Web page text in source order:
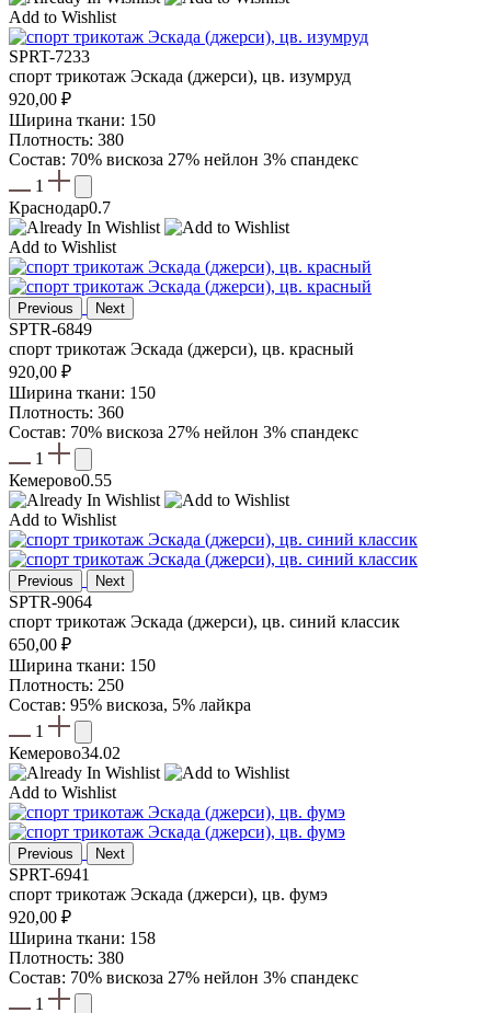
Add to Wishlist
SPRT-7233
спорт трикотаж Эскада (джерси), цв. изумруд
920,00 ₽
Ширина ткани: 150
Плотность: 380
Состав: 70% вискоза 27% нейлон 3% спандекс
1
Краснодар0.7
Add to Wishlist
Previous Next
SPTR-6849
спорт трикотаж Эскада (джерси), цв. красный
920,00 ₽
Ширина ткани: 150
Плотность: 360
Состав: 70% вискоза 27% нейлон 3% спандекс
1
Кемерово0.55
Add to Wishlist
Previous Next
SPTR-9064
спорт трикотаж Эскада (джерси), цв. синий классик
650,00 ₽
Ширина ткани: 150
Плотность: 250
Состав: 95% вискоза, 5% лайкра
1
Кемерово34.02
Add to Wishlist
Previous Next
SPRT-6941
спорт трикотаж Эскада (джерси), цв. фумэ
920,00 ₽
Ширина ткани: 158
Плотность: 380
Состав: 70% вискоза 27% нейлон 3% спандекс
1